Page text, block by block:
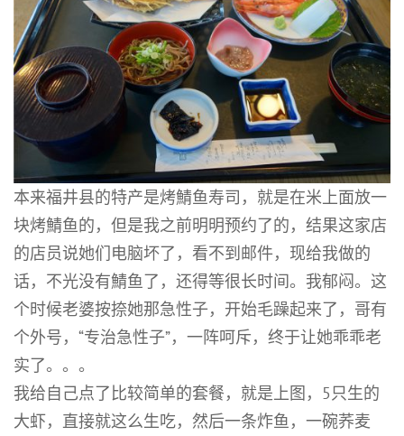
本来福井县的特产是烤鯖鱼寿司，就是在米上面放一
块烤鯖鱼的，但是我之前明明预约了的，结果这家店
的店员说她们电脑坏了，看不到邮件，现给我做的
话，不光没有鯖鱼了，还得等很长时间。我郁闷。这
个时候老婆按捺她那急性子，开始毛躁起来了，哥有
个外号，“专治急性子”，一阵呵斥，终于让她乖乖老
实了。。。
我给自己点了比较简单的套餐，就是上图，5只生的
大虾，直接就这么生吃，然后一条炸鱼，一碗荞麦